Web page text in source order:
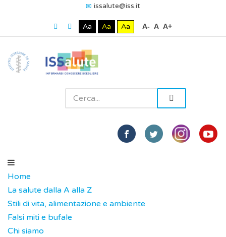
issalute@iss.it
Aa Aa Aa A- A A+
Home
La salute dalla A alla Z
Stili di vita, alimentazione e ambiente
Falsi miti e bufale
Chi siamo